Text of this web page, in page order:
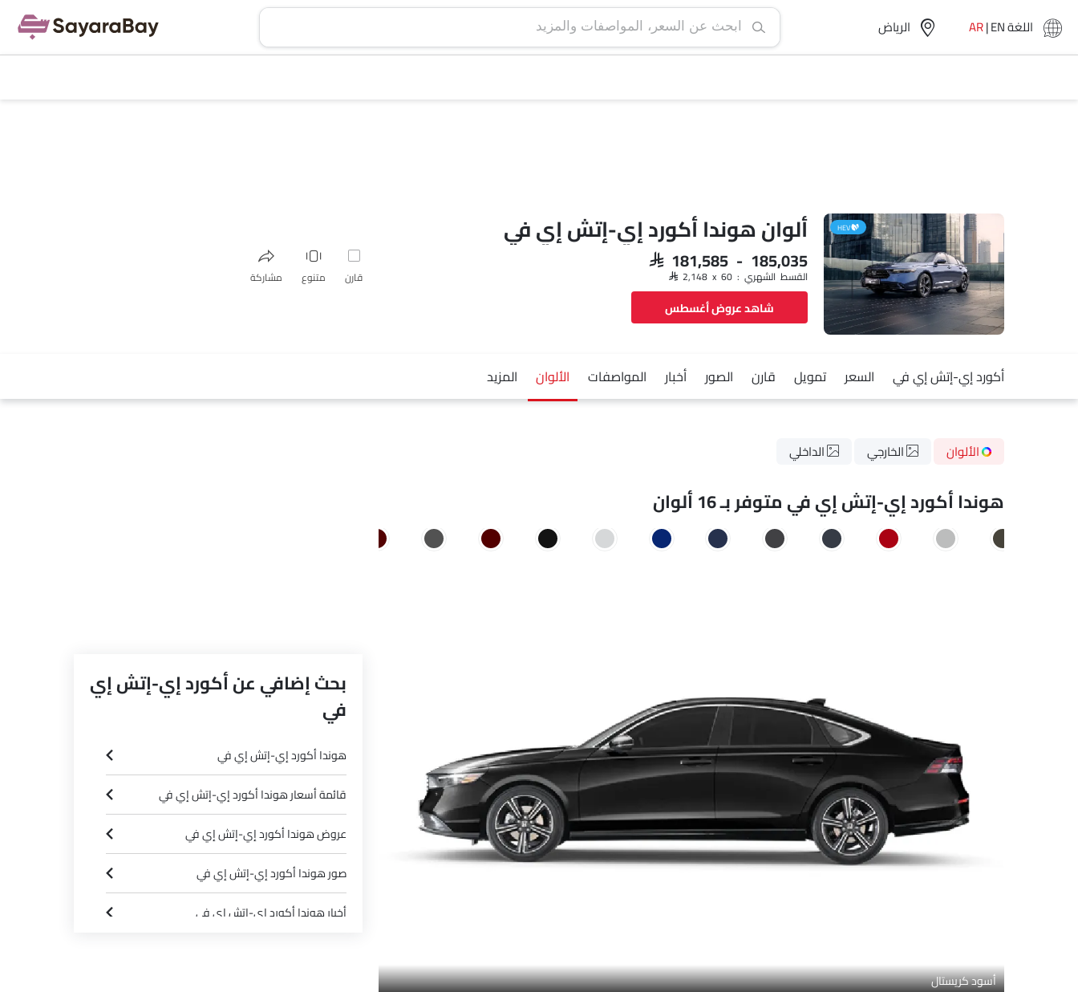
الرياض‎ اللغةEN
|
AR
HEV ألوان هوندا أكورد إي-إتش إي في
SAR 181,585 - 185,035
القسط الشهري : SAR 2,148 x 60
شاهد عروض أغسطس
قارن متنوع مشاركة
أكورد إي-إتش إي في السعر تمويل قارن الصور أخبار المواصفات الألوان المزيد
الألوان الخارجي الداخلي
هوندا أكورد إي-إتش إي في متوفر بـ 16 ألوان
أسود كريستال
بحث إضافي عن أكورد إي-إتش إي
في
هوندا أكورد إي-إتش إي في
قائمة أسعار هوندا أكورد إي-إتش إي في
عروض هوندا أكورد إي-إتش إي في
صور هوندا أكورد إي-إتش إي في
أخبار هوندا أكورد إي-إتش إي في